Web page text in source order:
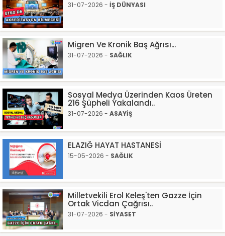
31-07-2026 - İŞ DÜNYASI
Migren Ve Kronik Baş Ağrısı...
31-07-2026 - SAĞLIK
Sosyal Medya Üzerinden Kaos Üreten
216 Şüpheli Yakalandı..
31-07-2026 - ASAYİŞ
ELAZIĞ HAYAT HASTANESİ
15-05-2026 - SAĞLIK
Milletvekili Erol Keleş'ten Gazze İçin
Ortak Vicdan Çağrısı..
31-07-2026 - SİYASET